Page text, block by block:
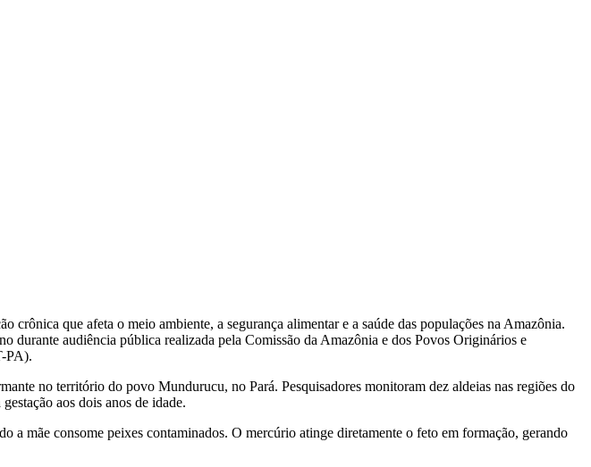
que afeta o meio ambiente, a segurança alimentar e a saúde das populações na Amazônia.
durante audiência pública realizada pela Comissão da Amazônia e dos Povos Originários e
PA).
no território do povo Mundurucu, no Pará. Pesquisadores monitoram dez aldeias nas regiões do
aos dois anos de idade.
a mãe consome peixes contaminados. O mercúrio atinge diretamente o feto em formação, gerando